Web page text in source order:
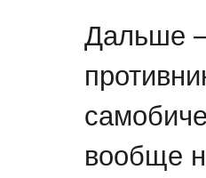
Дальше
вообще